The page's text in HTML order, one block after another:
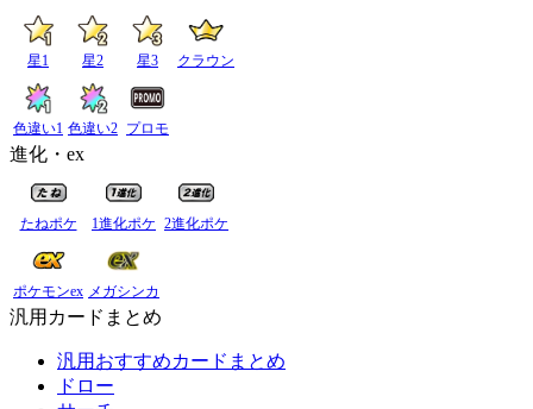
星1 星2 星3 クラウン
色違い1 色違い2 プロモ
進化・ex
たねポケ 1進化ポケ 2進化ポケ
ポケモンex メガシンカ
汎用カードまとめ
汎用おすすめカードまとめ
ドロー